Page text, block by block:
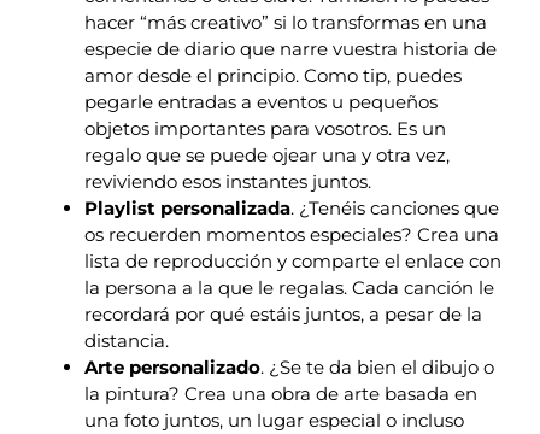
hacer “más creativo” si lo transformas en una
especie de diario que narre vuestra historia de
amor desde el principio. Como tip, puedes
pegarle entradas a eventos u pequeños
objetos importantes para vosotros. Es un
regalo que se puede ojear una y otra vez,
reviviendo esos instantes juntos.
Playlist personalizada. ¿Tenéis canciones que
os recuerden momentos especiales? Crea una
lista de reproducción y comparte el enlace con
la persona a la que le regalas. Cada canción le
recordará por qué estáis juntos, a pesar de la
distancia.
Arte personalizado. ¿Se te da bien el dibujo o
la pintura? Crea una obra de arte basada en
una foto juntos, un lugar especial o incluso